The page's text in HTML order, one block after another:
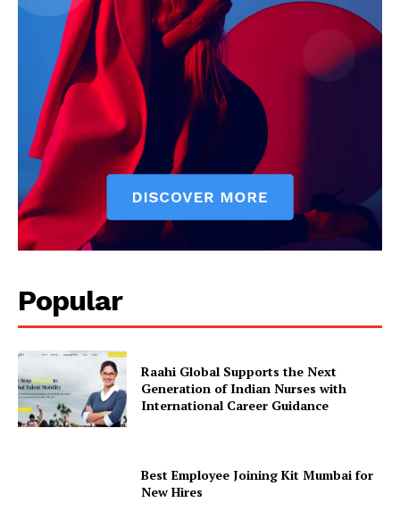
Popular
Raahi Global Supports the Next
Generation of Indian Nurses with
International Career Guidance
Best Employee Joining Kit Mumbai for
New Hires